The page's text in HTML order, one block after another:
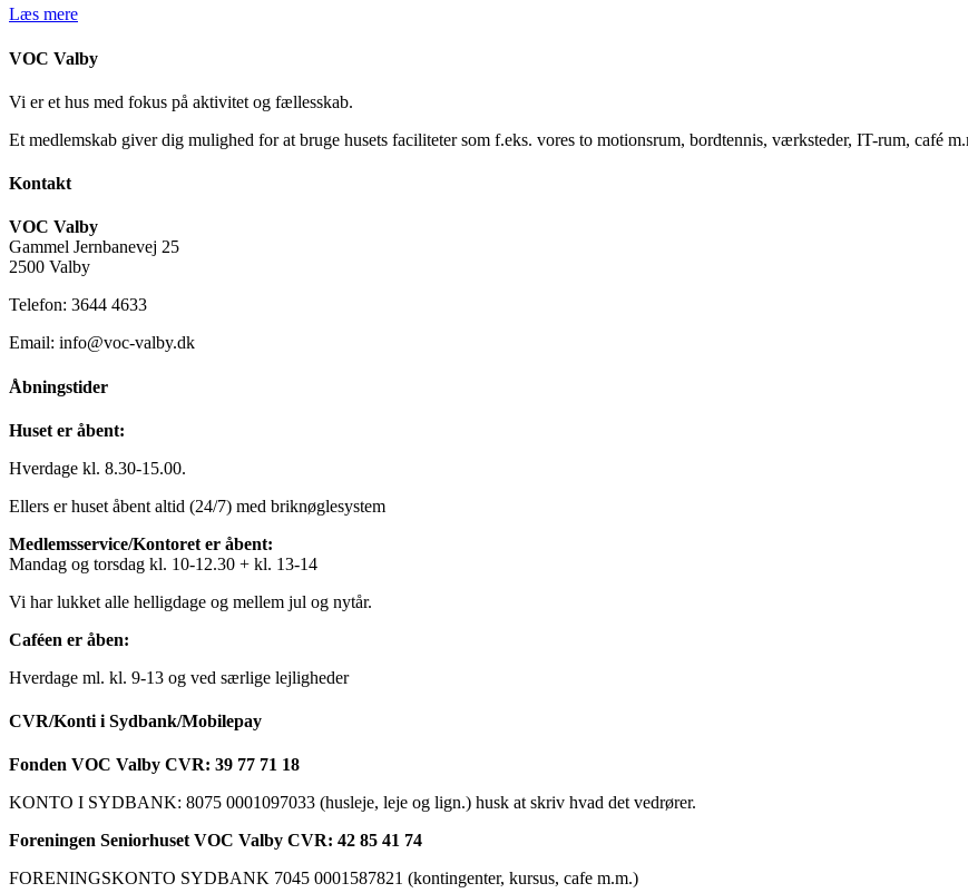
Læs mere
VOC Valby
Vi er et hus med fokus på aktivitet og fællesskab.
Et medlemskab giver dig mulighed for at bruge husets faciliteter som f.eks. vores to motionsrum, bordtennis, værksteder, IT-rum, café
Kontakt
VOC Valby
Gammel Jernbanevej 25
2500 Valby
Telefon: 3644 4633
Email: info@voc-valby.dk
Åbningstider
Huset er åbent:
Hverdage kl. 8.30-15.00.
Ellers er huset åbent altid (24/7) med briknøglesystem
Medlemsservice/Kontoret er åbent:
Mandag og torsdag kl. 10-12.30 + kl. 13-14
Vi har lukket alle helligdage og mellem jul og nytår.
Caféen er åben:
Hverdage ml. kl. 9-13 og ved særlige lejligheder
CVR/Konti i Sydbank/Mobilepay
Fonden VOC Valby CVR: 39 77 71 18
KONTO I SYDBANK: 8075 0001097033 (husleje, leje og lign.) husk at skriv hvad det vedrører.
Foreningen Seniorhuset VOC Valby CVR: 42 85 41 74
FORENINGSKONTO SYDBANK 7045 0001587821 (kontingenter, kursus, cafe m.m.)